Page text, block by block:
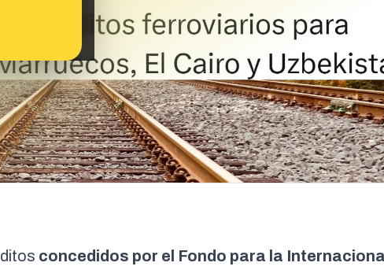
concedidos por el Fondo para la